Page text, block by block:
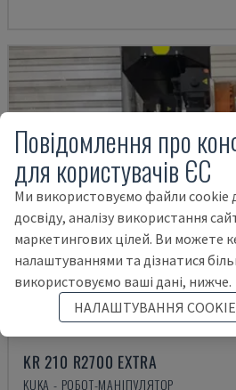
KR 210 R2700 EXTRA
KUKA - РОБОТ-МАНІПУЛЯТОР
Повідомлення про
для користувачів ЄС
Ми використовуємо файли cookie
досвіду, аналізу використання
маркетингових цілей. Ви можете
налаштуваннями та дізнатися
використовуємо ваші дані, нижче.
НАЛАШТУВАННЯ COOKIE